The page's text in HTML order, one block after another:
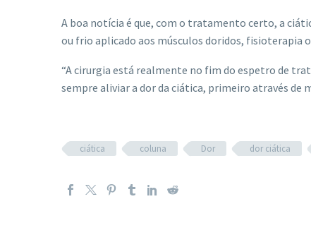
A boa notícia é que, com o tratamento certo, a
ou frio aplicado aos músculos doridos, fisioterapia
“A cirurgia está realmente no fim do espetro de
sempre aliviar a dor da ciática, primeiro através de
ciática coluna Dor dor ciática